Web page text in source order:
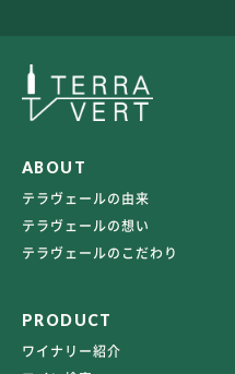
ABOUT
テラヴェールの由来
テラヴェールの想い
テラヴェールのこだわり
PRODUCT
ワイナリー紹介